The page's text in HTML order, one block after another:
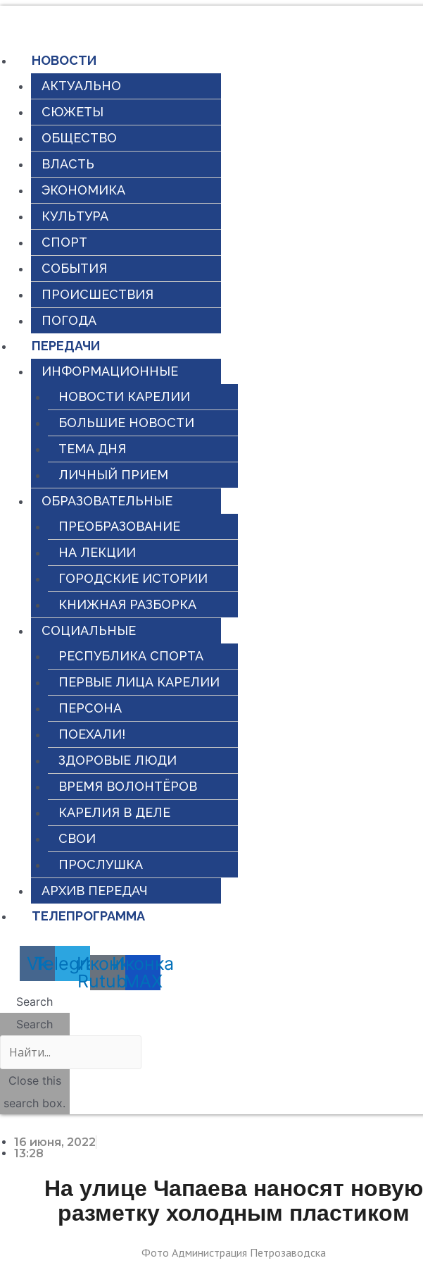
содержимому
НОВОСТИ
АКТУАЛЬНО
СЮЖЕТЫ
ОБЩЕСТВО
ВЛАСТЬ
ЭКОНОМИКА
КУЛЬТУРА
СПОРТ
СОБЫТИЯ
ПРОИСШЕСТВИЯ
ПОГОДА
ПЕРЕДАЧИ
ИНФОРМАЦИОННЫЕ
НОВОСТИ КАРЕЛИИ
БОЛЬШИЕ НОВОСТИ
ТЕМА ДНЯ
ЛИЧНЫЙ ПРИЕМ
ОБРАЗОВАТЕЛЬНЫЕ
ПРЕОБРАЗОВАНИЕ
НА ЛЕКЦИИ
ГОРОДСКИЕ ИСТОРИИ
КНИЖНАЯ РАЗБОРКА
СОЦИАЛЬНЫЕ
РЕСПУБЛИКА СПОРТА
ПЕРВЫЕ ЛИЦА КАРЕЛИИ
ПЕРСОНА
ПОЕХАЛИ!
ЗДОРОВЫЕ ЛЮДИ
ВРЕМЯ ВОЛОНТЁРОВ
КАРЕЛИЯ В ДЕЛЕ
СВОИ
ПРОСЛУШКА
АРХИВ ПЕРЕДАЧ
ТЕЛЕПРОГРАММА
Vk
Telegram
Иконка
Rutube
Иконка
MAX
Search
Search
Close this
search box.
16 июня, 2022
13:28
На улице Чапаева наносят новую
разметку холодным пластиком
Фото Администрация Петрозаводска